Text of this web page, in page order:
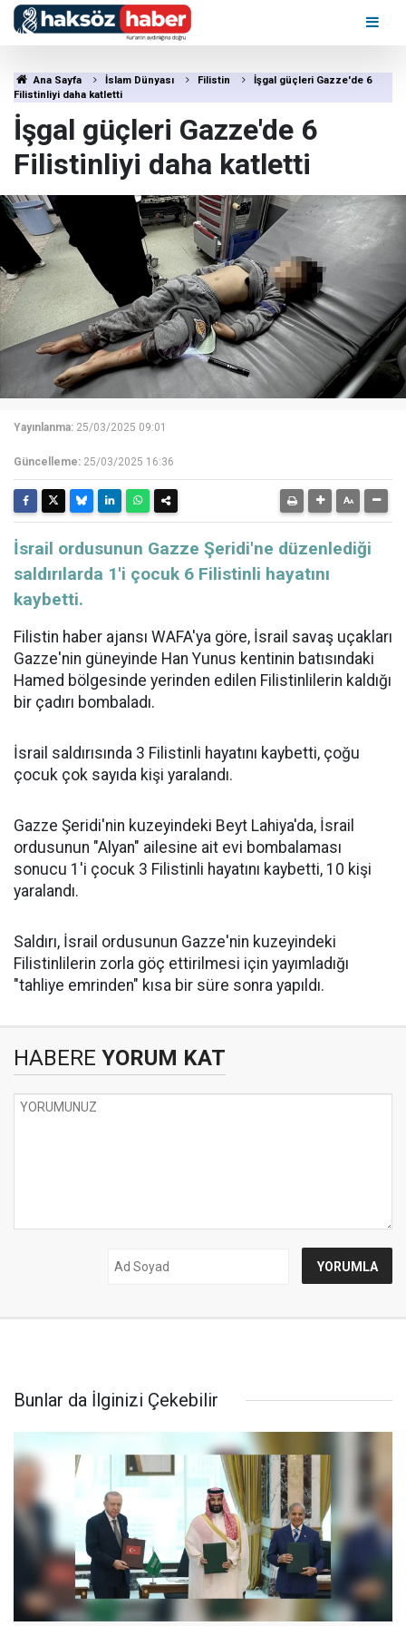
Ana Sayfa İslam Dünyası Filistin
İşgal güçleri Gazze'de 6
Filistinliyi daha katletti
İşgal güçleri Gazze'de 6
Filistinliyi daha katletti
Yayınlanma: 25/03/2025 09:01
Güncelleme: 25/03/2025 16:36
İsrail ordusunun Gazze Şeridi'ne düzenlediği
saldırılarda 1'i çocuk 6 Filistinli hayatını
kaybetti.
Filistin haber ajansı WAFA'ya göre, İsrail savaş uçakları
Gazze'nin güneyinde Han Yunus kentinin batısındaki
Hamed bölgesinde yerinden edilen Filistinlilerin kaldığı
bir çadırı bombaladı.
İsrail saldırısında 3 Filistinli hayatını kaybetti, çoğu
çocuk çok sayıda kişi yaralandı.
Gazze Şeridi'nin kuzeyindeki Beyt Lahiya'da, İsrail
ordusunun "Alyan" ailesine ait evi bombalaması
sonucu 1'i çocuk 3 Filistinli hayatını kaybetti, 10 kişi
yaralandı.
Saldırı, İsrail ordusunun Gazze'nin kuzeyindeki
Filistinlilerin zorla göç ettirilmesi için yayımladığı
"tahliye emrinden" kısa bir süre sonra yapıldı.
HABERE YORUM KAT
Bunlar da İlginizi Çekebilir